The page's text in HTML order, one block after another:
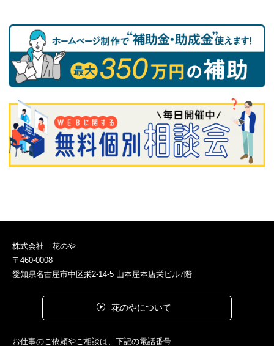
株式会社 花のや
〒460-0008
愛知県名古屋市中区栄2-14-5 山本屋本店栄ビル7階
花のやについて
お仕事のご依頼やご相談は、下記の電話番号